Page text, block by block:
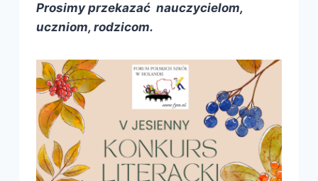
Prosimy przekazać nauczycielom,
uczniom, rodzicom.